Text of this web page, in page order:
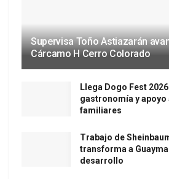
Supervisa Toño Astiazarán
Cárcamo H Cerro Colorado
Llega Dogo Fest
gastronomía y apoyo
familiares
Trabajo de
transforma a
desarrollo